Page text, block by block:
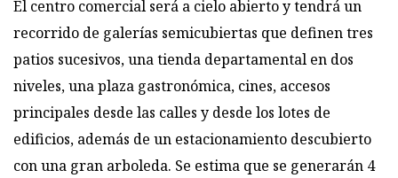
El centro comercial será a cielo abierto y tendrá un
recorrido de galerías semicubiertas que definen tres
patios sucesivos, una tienda departamental en dos
niveles, una plaza gastronómica, cines, accesos
principales desde las calles y desde los lotes de
edificios, además de un estacionamiento descubierto
con una gran arboleda. Se estima que se generarán 4